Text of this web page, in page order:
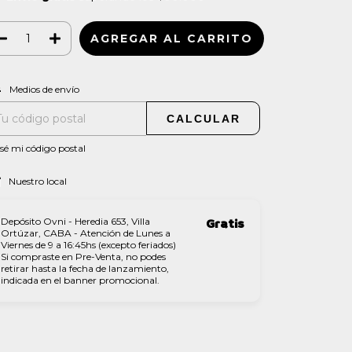
para el CP:
Medios de envío
CALCULAR
mi código postal
Nuestro local
Depósito Ovni - Heredia 653, Villa
Ortúzar, CABA - Atención de Lunes a
Viernes de 9 a 16:45hs (excepto feriados)
Si compraste en Pre-Venta, no podes
retirar hasta la fecha de lanzamiento,
indicada en el banner promocional.
Gratis